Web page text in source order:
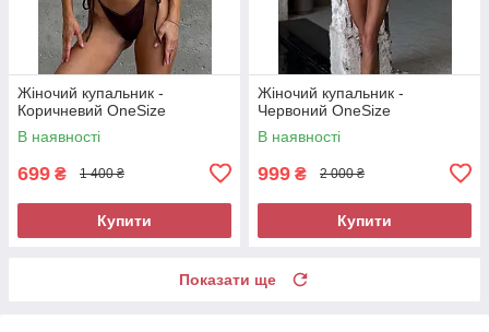
Жіночий купальник -
Коричневий OneSize
В наявності
699 ₴ 1 400 ₴
Купити
Жіночий купальник -
Червоний OneSize
В наявності
999 ₴ 2 000 ₴
Купити
Показати ще